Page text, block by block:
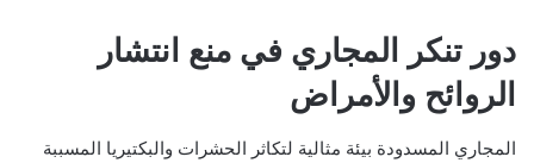
دور تنكر المجاري في منع انتشار
الروائح والأمراض
المجاري المسدودة بيئة مثالية لتكاثر الحشرات والبكتيريا المسببة